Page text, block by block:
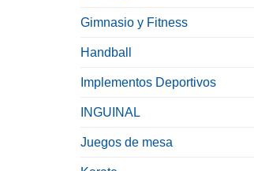
Gimnasio y Fitness
Handball
Implementos Deportivos
INGUINAL
Juegos de mesa